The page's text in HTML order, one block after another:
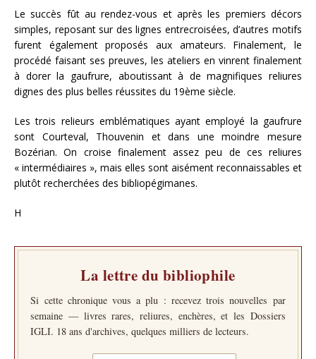
Le succès fût au rendez-vous et après les premiers décors
simples, reposant sur des lignes entrecroisées, d’autres motifs
furent également proposés aux amateurs. Finalement, le
procédé faisant ses preuves, les ateliers en vinrent finalement
à dorer la gaufrure, aboutissant à de magnifiques reliures
dignes des plus belles réussites du 19ème siècle.
Les trois relieurs emblématiques ayant employé la gaufrure
sont Courteval, Thouvenin et dans une moindre mesure
Bozérian. On croise finalement assez peu de ces reliures
« intermédiaires », mais elles sont aisément reconnaissables et
plutôt recherchées des bibliopégimanes.
H
La lettre du bibliophile
Si cette chronique vous a plu : recevez trois nouvelles par
semaine — livres rares, reliures, enchères, et les Dossiers
IGLI. 18 ans d'archives, quelques milliers de lecteurs.